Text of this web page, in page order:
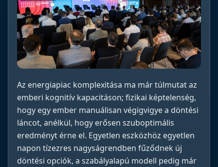
Az energiapiac komplexitása ma már túlmutat az
emberi kognitív kapacitáson; fizikai képtelenség,
hogy egy ember manuálisan végigvigye a döntési
láncot, anélkül, hogy erősen szuboptimális
eredményt érne el. Egyetlen eszközhöz egyetlen
napon tízezres nagyságrendben fűződnek új
döntési opciók, a szabályalapú modell pedig már